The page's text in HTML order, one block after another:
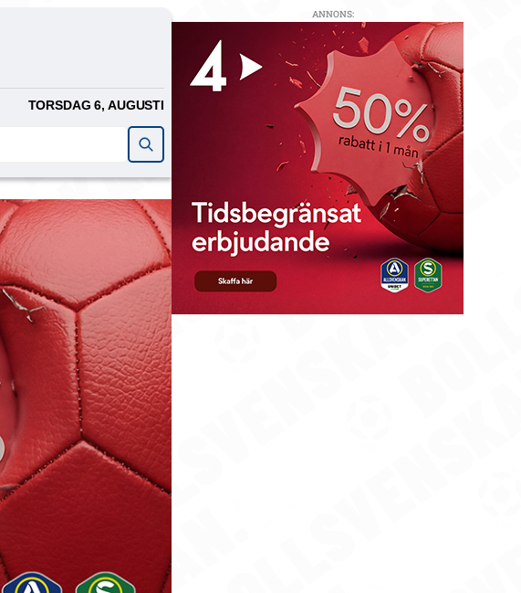
TORSDAG 6, AUGUSTI
ANNONS: